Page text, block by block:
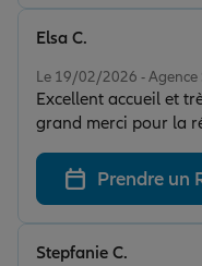
Le 19/02/2026 - Agence
Excellent accueil et
grand merci pour la
proposition d’un
précieux notamment
sociétés etc),
rassurante et
recommande très
Elsa C.
Prendre un
Stepfanie C.